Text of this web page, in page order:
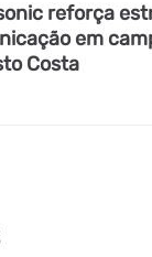
reforça
em
Costa